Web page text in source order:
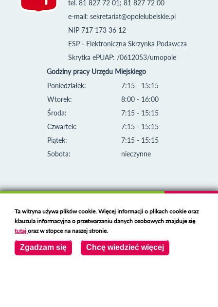
tel. 81 827 72 01; 81 827 72 00
e-mail: sekretariat@opolelubelskie.pl
NIP 717 173 36 12
ESP - Elektroniczna Skrzynka Podawcza
Skrytka ePUAP: /0612053/umopole
Godziny pracy Urzędu Miejskiego
Poniedziałek:
Wtorek:
Środa:
Czwartek:
Piątek:
Sobota:
7:15 - 15:15
8:00 - 16:00
7:15 - 15:15
7:15 - 15:15
7:15 - 15:15
nieczynne
Ta witryna używa plików cookie. Więcej informacji o plikach cookie oraz
klauzula informacyjna o przetwarzaniu danych osobowych znajduje się
tutajoraz w stopce na naszej stronie.
Zgadzam się Chcę wiedzieć więcej